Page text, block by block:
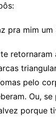
pra mim um
retornaram
pelo
Ou, se
porque